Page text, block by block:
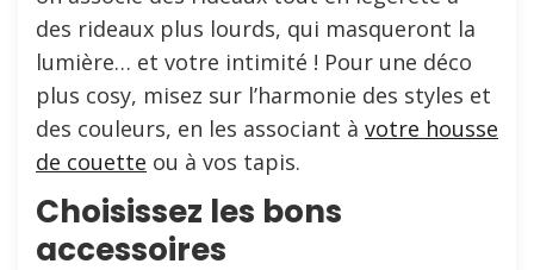
des rideaux plus lourds, qui masqueront la
lumière… et votre intimité ! Pour une déco
plus cosy, misez sur l’harmonie des styles et
des couleurs, en les associant à votre housse
de couette ou à vos tapis.
Choisissez les bons
accessoires